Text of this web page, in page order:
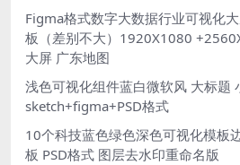
Figma格式数字大数据行业可视化
板（差别不大）1920X1080
大屏 广东地图
浅色可视化组件蓝白微软风 大标题
sketch+figma+PSD格式
10个科技蓝色绿色深色可视化模板
板 PSD格式 图层去水印重命名版